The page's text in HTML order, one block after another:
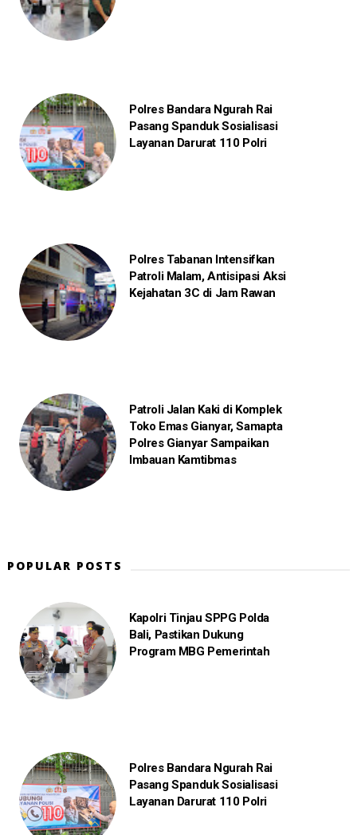
Polres Bandara Ngurah Rai
Pasang Spanduk Sosialisasi
Layanan Darurat 110 Polri
Polres Tabanan Intensifkan
Patroli Malam, Antisipasi Aksi
Kejahatan 3C di Jam Rawan
Patroli Jalan Kaki di Komplek
Toko Emas Gianyar, Samapta
Polres Gianyar Sampaikan
Imbauan Kamtibmas
POPULAR POSTS
Kapolri Tinjau SPPG Polda
Bali, Pastikan Dukung
Program MBG Pemerintah
Polres Bandara Ngurah Rai
Pasang Spanduk Sosialisasi
Layanan Darurat 110 Polri